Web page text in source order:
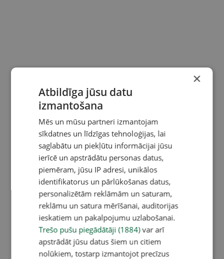
×
Atbildīga jūsu datu
izmantošana
Mēs un mūsu partneri izmantojam
sīkdatnes un līdzīgas tehnoloģijas, lai
saglabātu un piekļūtu informācijai jūsu
ierīcē un apstrādātu personas datus,
piemēram, jūsu IP adresi, unikālos
identifikatorus un pārlūkošanas datus,
personalizētām reklāmām un saturam,
reklāmu un satura mērīšanai, auditorijas
ieskatiem un pakalpojumu uzlabošanai.
Trešo pušu piegādātāji (1884)var arī
apstrādāt jūsu datus šiem un citiem
nolūkiem, tostarp izmantojot precīzus